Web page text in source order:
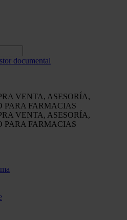
documental
VENTA, ASESORÍA,
PARA FARMACIAS
VENTA, ASESORÍA,
PARA FARMACIAS